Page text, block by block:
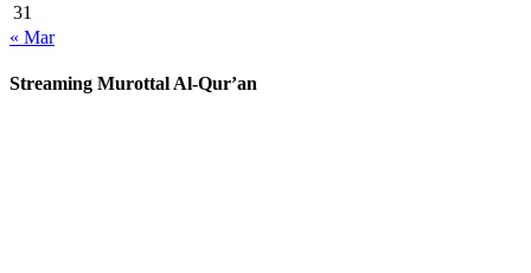
31
« Mar
Streaming Murottal Al-Qur’an